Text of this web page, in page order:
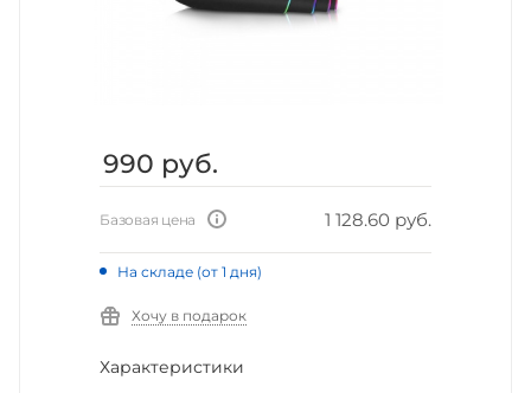
990 руб.
Базовая цена 1 128.60 руб.
На складе (от 1 дня)
Хочу в подарок
Характеристики